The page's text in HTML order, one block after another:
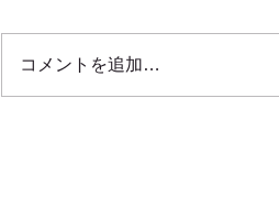
コメントを追加…